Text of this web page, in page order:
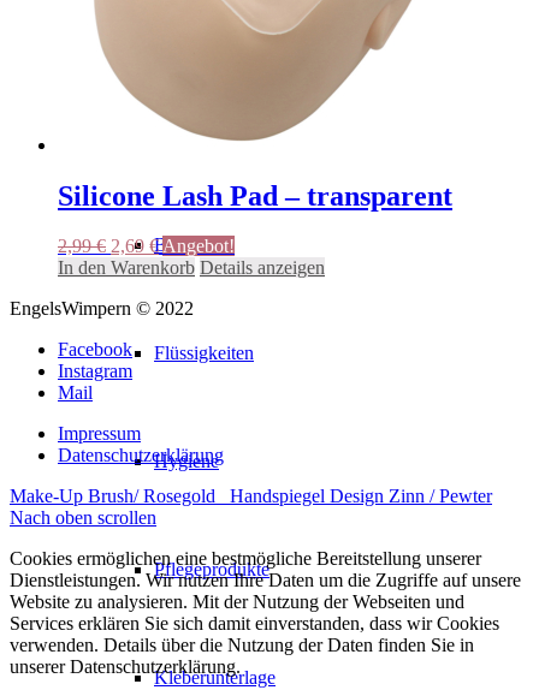
Tapes
Bürsten
Flüssigkeiten
Hygiene
Pflegeprodukte
Kleberunterlage
Silicone Lash Pad – transparent
2,99€ Ursprünglicher
Preis
2,99 €
2,69 €Aktueller
Preis
2,69 €.
Angebot!
In den Warenkorb Details anzeigen
EngelsWimpern © 2022
Facebook
Instagram
Mail
Impressum
Datenschutzerklärung
Make-Up Brush/ Rosegold
Handspiegel Design Zinn / Pewter
Nach oben scrollen
Cookies ermöglichen eine bestmögliche Bereitstellung unserer
Dienstleistungen. Wir nutzen Ihre Daten um die Zugriffe auf unsere
Website zu analysieren. Mit der Nutzung der Webseiten und
Services erklären Sie sich damit einverstanden, dass wir Cookies
verwenden. Details über die Nutzung der Daten finden Sie in
unserer Datenschutzerklärung.